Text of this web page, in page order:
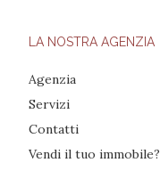
LA NOSTRA AGENZIA
Agenzia
Servizi
Contatti
Vendi il tuo immobile?